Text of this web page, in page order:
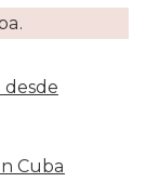
desde
Cuba